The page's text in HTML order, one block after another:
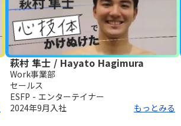
萩村 隼士 / Hayato Hagimura
Work事業部
セールス
ESFP - エンターテイナー
2024年9月入社 もっとみる